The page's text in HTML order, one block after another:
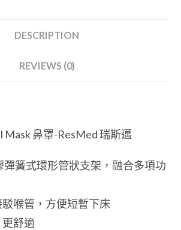
DESCRIPTION
REVIEWS (0)
Mask 鼻罩-ResMed 瑞斯邁
彈簧式環形管狀支架，融合多項功
喉管，方便短暫下床
舒適